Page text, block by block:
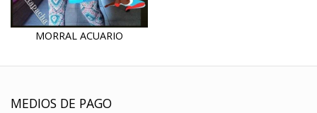
MORRAL ACUARIO
MEDIOS DE PAGO